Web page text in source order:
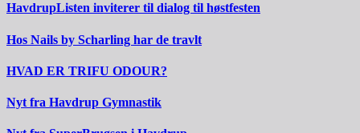
HavdrupListen inviterer til dialog til høstfesten
Hos Nails by Scharling har de travlt
HVAD ER TRIFU ODOUR?
Nyt fra Havdrup Gymnastik